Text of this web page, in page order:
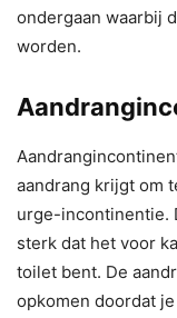
ondergaan waarbij
worden.
aandrang krijgt om
urge-incontinentie.
sterk dat het voor
toilet bent. De
opkomen doordat